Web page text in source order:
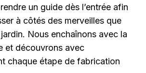
un guide dès l’entrée afin
à côtés des merveilles que
Nous enchaînons avec la
et découvrons avec
chaque étape de fabrication